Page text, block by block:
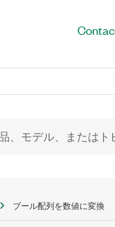
ブール配列を数値に変換